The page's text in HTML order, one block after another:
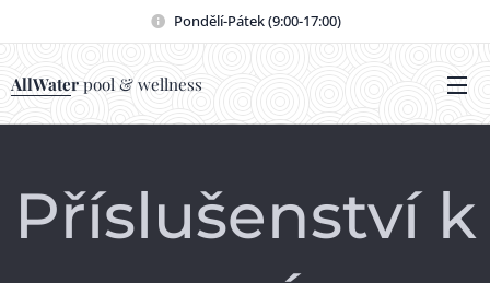
Pondělí-Pátek (9:00-17:00)
AllWater pool & wellness
Příslušenství k